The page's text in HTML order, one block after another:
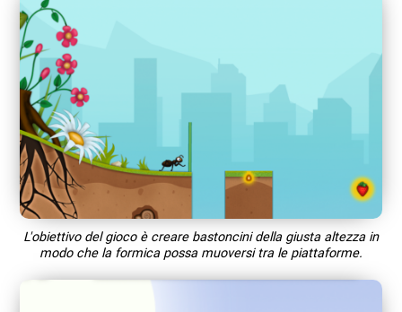
L'obiettivo del gioco è creare bastoncini della giusta altezza in
modo che la formica possa muoversi tra le piattaforme.